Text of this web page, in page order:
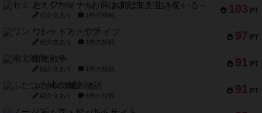
103 PT
セミファイナル ～お前はまだ生きている～
紹介文あり 1件の投稿
97 PT
ワン・トゥ・ファイブ
紹介文あり 1件の投稿
91 PT
南北戦争
紹介文あり 1件の投稿
91 PT
ふたつの城の物語
紹介文あり 6件の投稿